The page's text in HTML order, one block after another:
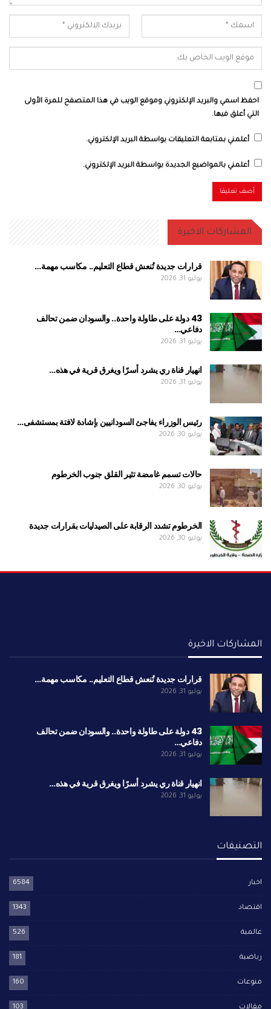
احفظ اسمي والبريد الإلكتروني وموقع الويب في هذا المتصفح للمرة الأولى
التي أعلق فيها.
أعلمني بمتابعة التعليقات بواسطة البريد الإلكتروني.
أعلمني بالمواضيع الجديدة بواسطة البريد الإلكتروني.
المشاركات الاخيرة
قرارات جديدة تُنعش قطاع التعليم.. مكاسب مهمة…
يوليو 31, 2026
43 دولة على طاولة واحدة.. والسودان ضمن تحالف
دفاعي…
يوليو 31, 2026
انهيار قناة ري يشرد أسرًا ويغرق قرية في هذه…
يوليو 31, 2026
رئيس الوزراء يفاجئ السودانيين بإشادة لافتة بمستشفى…
يوليو 30, 2026
حالات تسمم غامضة تثير القلق جنوب الخرطوم
يوليو 30, 2026
الخرطوم تشدد الرقابة على الصيدليات بقرارات جديدة
يوليو 30, 2026
المشاركات الاخيرة
قرارات جديدة تُنعش قطاع التعليم.. مكاسب مهمة…
يوليو 31, 2026
43 دولة على طاولة واحدة.. والسودان ضمن تحالف
دفاعي…
يوليو 31, 2026
انهيار قناة ري يشرد أسرًا ويغرق قرية في هذه…
يوليو 31, 2026
التصنيفات
اخبار 6584
اقتصاد 1343
عالمية 526
رياضية 181
منوعات 160
مقالات 103